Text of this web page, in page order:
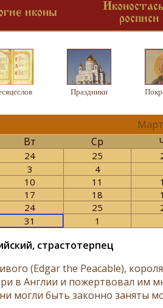
иконы
росписи
Праздники
Вт Ср
24 25
3 4
10 11
17 18
24 25
31 1
страстотерпец
(Edgar the Peacable),
в Англии и пожертвовал им
могли быть законно заняты